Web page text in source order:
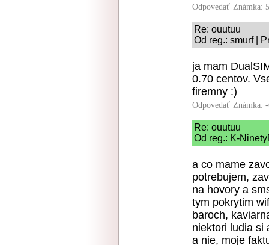
Odpovedať Známka:
Re: ouutuu
Od reg.: smurf |
ja mam
0.70 centov.
firemny :)
Odpovedať Známka:
Re: ouutuu
Od reg.: K-
a co mame
potrebujem,
na hovory a
tym pokrytim
baroch,
niektori ludia si
a nie, moje